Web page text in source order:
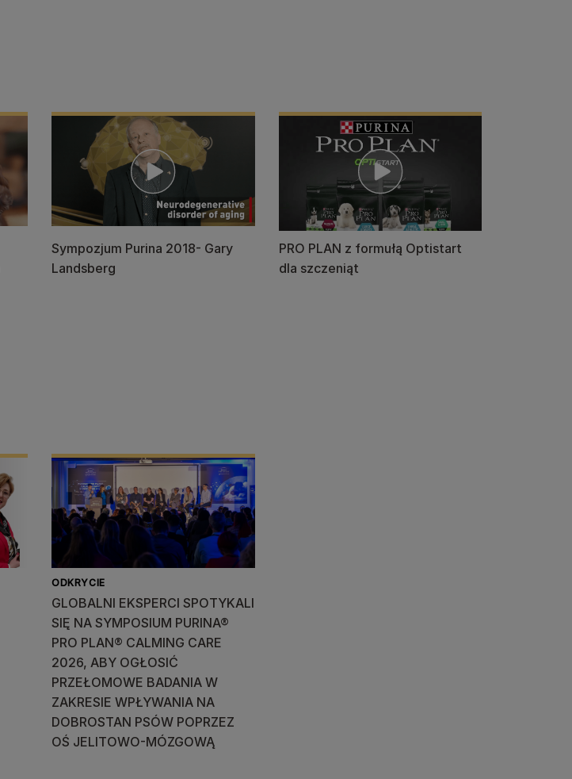
Sympozjum Purina 2018- Gary
Landsberg
PRO PLAN z formułą Optistart
dla szczeniąt
ODKRYCIE
GLOBALNI EKSPERCI SPOTYKALI
SIĘ NA SYMPOSIUM PURINA®
PRO PLAN® CALMING CARE
2026, ABY OGŁOSIĆ
PRZEŁOMOWE BADANIA W
ZAKRESIE WPŁYWANIA NA
DOBROSTAN PSÓW POPRZEZ
OŚ JELITOWO-MÓZGOWĄ